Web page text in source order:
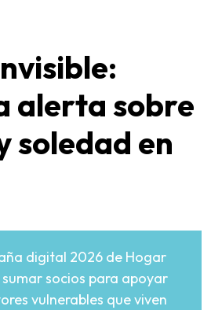
alerta sobre
soledad en
digital 2026 de Hogar
socios para apoyar
vulnerables que viven